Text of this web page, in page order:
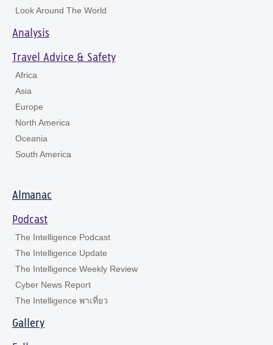
Look Around The World
Analysis
Travel Advice & Safety
Africa
Asia
Europe
North America
Oceania
South America
Almanac
Podcast
The Intelligence Podcast
The Intelligence Update
The Intelligence Weekly Review
Cyber News Report
The Intelligence พาเที่ยว
Gallery